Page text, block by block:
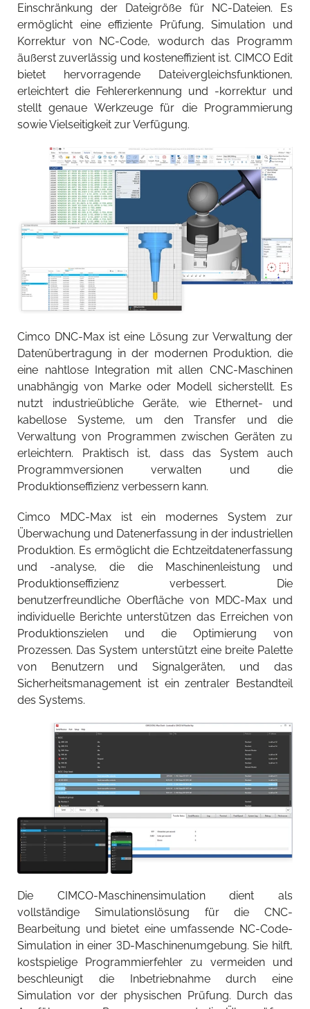
Einschränkung der Dateigröße für NC-Dateien. Es
ermöglicht eine effiziente Prüfung, Simulation und
Korrektur von NC-Code, wodurch das Programm
äußerst zuverlässig und kosteneffizient ist. CIMCO Edit
bietet hervorragende Dateivergleichsfunktionen,
erleichtert die Fehlererkennung und -korrektur und
stellt genaue Werkzeuge für die Programmierung
sowie Vielseitigkeit zur Verfügung.
Cimco DNC-Max ist eine Lösung zur Verwaltung der
Datenübertragung in der modernen Produktion, die
eine nahtlose Integration mit allen CNC-Maschinen
unabhängig von Marke oder Modell sicherstellt. Es
nutzt industrieübliche Geräte, wie Ethernet- und
kabellose Systeme, um den Transfer und die
Verwaltung von Programmen zwischen Geräten zu
erleichtern. Praktisch ist, dass das System auch
Programmversionen verwalten und die
Produktionseffizienz verbessern kann.
Cimco MDC-Max ist ein modernes System zur
Überwachung und Datenerfassung in der industriellen
Produktion. Es ermöglicht die Echtzeitdatenerfassung
und -analyse, die die Maschinenleistung und
Produktionseffizienz verbessert. Die
benutzerfreundliche Oberfläche von MDC-Max und
individuelle Berichte unterstützen das Erreichen von
Produktionszielen und die Optimierung von
Prozessen. Das System unterstützt eine breite Palette
von Benutzern und Signalgeräten, und das
Sicherheitsmanagement ist ein zentraler Bestandteil
des Systems.
Die CIMCO-Maschinensimulation dient als
vollständige Simulationslösung für die CNC-
Bearbeitung und bietet eine umfassende NC-Code-
Simulation in einer 3D-Maschinenumgebung. Sie hilft,
kostspielige Programmierfehler zu vermeiden und
beschleunigt die Inbetriebnahme durch eine
Simulation vor der physischen Prüfung. Durch das